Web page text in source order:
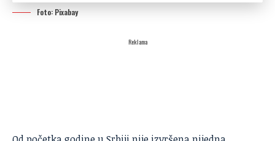
Foto: Pixabay
Reklama